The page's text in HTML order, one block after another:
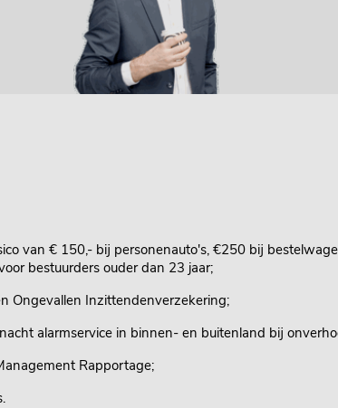
van € 150,- bij personenauto's, €250 bij
bestuurders ouder dan 23 jaar;
Ongevallen Inzittendenverzekering;
alarmservice in binnen- en buitenland bij
Rapportage;